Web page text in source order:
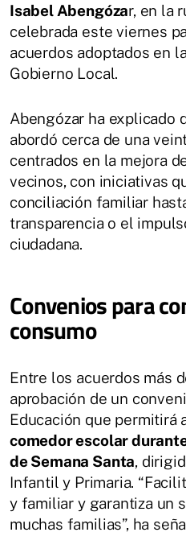
Isabel Abengózar, en la
celebrada este viernes
acuerdos adoptados en
Gobierno Local.
Abengózar ha explicado
abordó cerca de una
centrados en la mejora
vecinos, con iniciativas
conciliación familiar
transparencia o el
ciudadana.
Convenios para
consumo
Entre los acuerdos más
aprobación de un
Educación que permitirá
comedor escolar
de Semana Santa,
Infantil y Primaria.
y familiar y garantiza un
muchas familias”, ha